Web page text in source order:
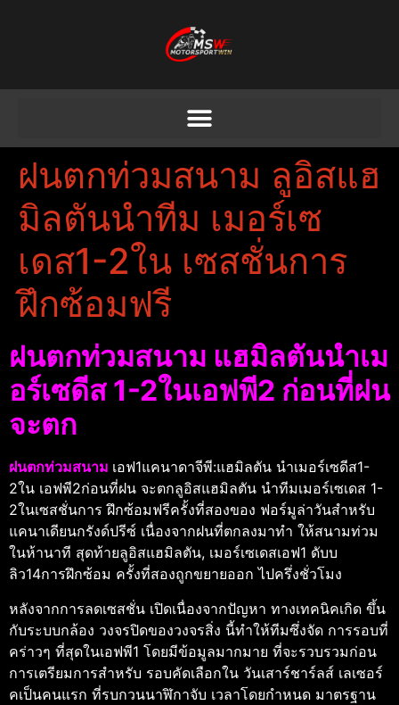
ฝนตกท่วมสนาม ลูอิสแฮ
มิลตันนําทีม เมอร์เซ
เดส1-2ใน เซสชั่นการ
ฝึกซ้อมฟรี
ฝนตกท่วมสนาม แฮมิลตันนําเม
อร์เซดีส 1-2ในเอฟพี2 ก่อนที่ฝน
จะตก
ฝนตกท่วมสนาม เอฟ1แคนาดาจีพี:แฮมิลตัน นําเมอร์เซดีส1-
2ใน เอฟพี2ก่อนที่ฝน จะตกลูอิสแฮมิลตัน นําทีมเมอร์เซเดส 1-
2ในเซสชั่นการ ฝึกซ้อมฟรีครั้งที่สองของ ฟอร์มูล่าวันสําหรับ
แคนาเดียนกรังด์ปรีซ์ เนื่องจากฝนที่ตกลงมาทํา ให้สนามท่วม
ในห้านาที สุดท้ายลูอิสแฮมิลตัน, เมอร์เซเดสเอฟ1 ดับบ
ลิว14การฝึกซ้อม ครั้งที่สองถูกขยายออก ไปครึ่งชั่วโมง
หลังจากการลดเซสชั่น เปิดเนื่องจากปัญหา ทางเทคนิคเกิด ขึ้น
กับระบบกล้อง วงจรปิดของวงจรสิ่ง นี้ทําให้ทีมซึ่งจัด การรอบที่
คร่าวๆ ที่สุดในเอฟพี1 โดยมีข้อมูลมากมาย ที่จะรวบรวมก่อน
การเตรียมการสําหรับ รอบคัดเลือกใน วันเสาร์ชาร์ลส์ เลเซอร์
คเป็นคนแรก ที่รบกวนนาฬิกาจับ เวลาโดยกําหนด มาตรฐาน